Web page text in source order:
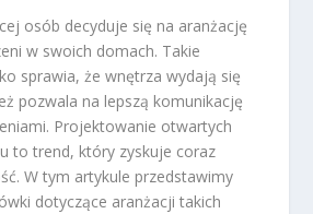
osób decyduje się na aranżację
w swoich domach. Takie
sprawia, że wnętrza wydają się
pozwala na lepszą komunikację
Projektowanie otwartych
to trend, który zyskuje coraz
W tym artykule przedstawimy
dotyczące aranżacji takich